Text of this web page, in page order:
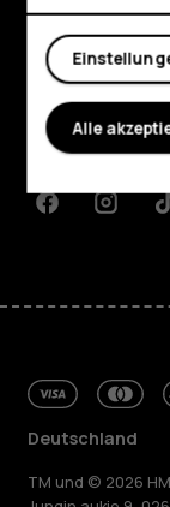
Mein Konto
Shop
Über
Planet and
Facebook
Deutschland
TM und © 2026
Alle